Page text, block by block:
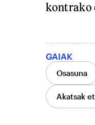
kontrako
GAIAK
Osasuna
Akatsak